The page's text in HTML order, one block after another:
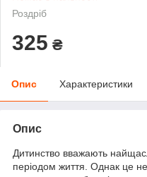
Роздріб
325 ₴
Опис Характеристики
Опис
Дитинство вважають
періодом життя. Однак це